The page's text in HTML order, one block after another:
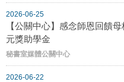
2026-06-25
【公關中心】感念師恩回饋
元獎助學金
秘書室媒體公關中心
2026-06-22